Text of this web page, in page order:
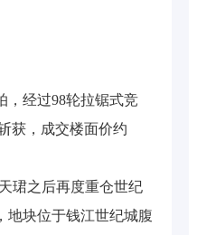
，经过98轮拉锯式竞
获，成交楼面价约
珺之后再度重仓世纪
地块位于钱江世纪城腹